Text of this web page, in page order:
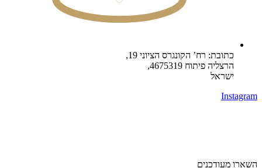
כתובת: רח’ הקונגרס הציוני 19,
הרצליה פיתוח 4675319,
ישראל
Instagram
השארו מעודכנים